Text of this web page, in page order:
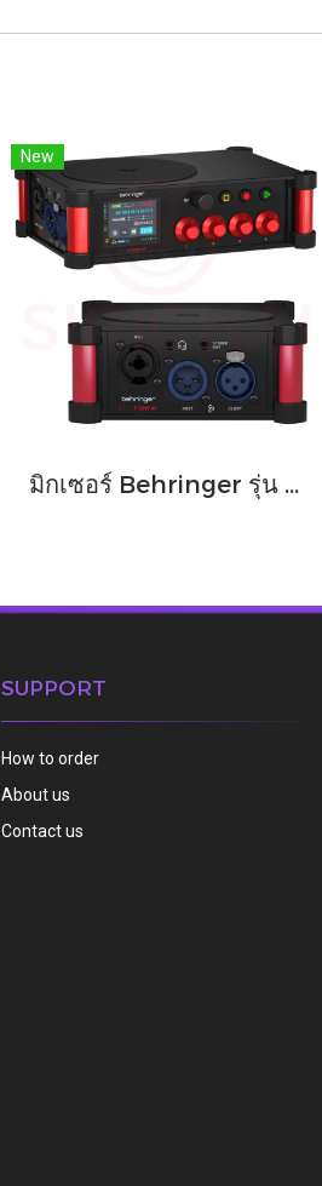
New
มิกเซอร์ Behringer รุ่น FLOW 4V
SUPPORT
How to order
About us
Contact us